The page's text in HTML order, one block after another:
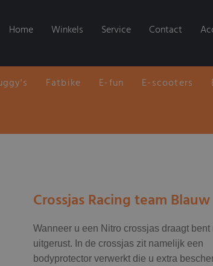
Home Winkels Service Contact
Fatbike E-fun E-scooters
Crossjas Racing team Blauw
Wanneer u een Nitro crossjas draagt bent
uitgerust. In de crossjas zit namelijk een
bodyprotector verwerkt die u extra